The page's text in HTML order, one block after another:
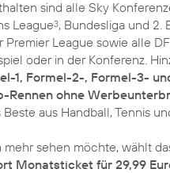
sind alle Sky
League3, Bundesliga und 2.
Premier League sowie alle
oder in der Konferenz.
1, Formel-2-, Formel-3-
Rennen ohne
Beste aus Handball, Tennis
mehr sehen möchte, wählt
Monatsticket für 29,99